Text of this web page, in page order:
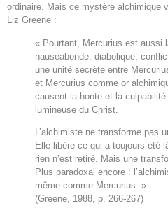
ordinaire. Mais ce mystère alchimique
Liz Greene :
« Pourtant, Mercurius est aussi
nauséabonde, diabolique,
une unité secrète entre
et Mercurius comme or
causent la honte et la
lumineuse du Christ.
L’alchimiste ne transforme pas
Elle libère ce qui a toujours été
rien n’est retiré. Mais une
Plus paradoxal encore :
même comme Mercurius. »
(Greene, 1988, p. 266-267)